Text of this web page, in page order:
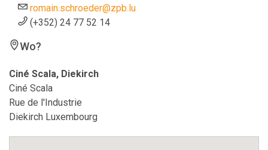
romain.schroeder@zpb.lu
(+352) 24 77 52 14
Wo?
Ciné Scala, Diekirch
Ciné Scala
Rue de l'Industrie
Diekirch Luxembourg